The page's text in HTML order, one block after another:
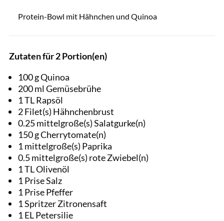
Protein-Bowl mit Hähnchen und Quinoa
Zutaten für 2 Portion(en)
100 g Quinoa
200 ml Gemüsebrühe
1 TL Rapsöl
2 Filet(s) Hähnchenbrust
0.25 mittelgroße(s) Salatgurke(n)
150 g Cherrytomate(n)
1 mittelgroße(s) Paprika
0.5 mittelgroße(s) rote Zwiebel(n)
1 TL Olivenöl
1 Prise Salz
1 Prise Pfeffer
1 Spritzer Zitronensaft
1 EL Petersilie